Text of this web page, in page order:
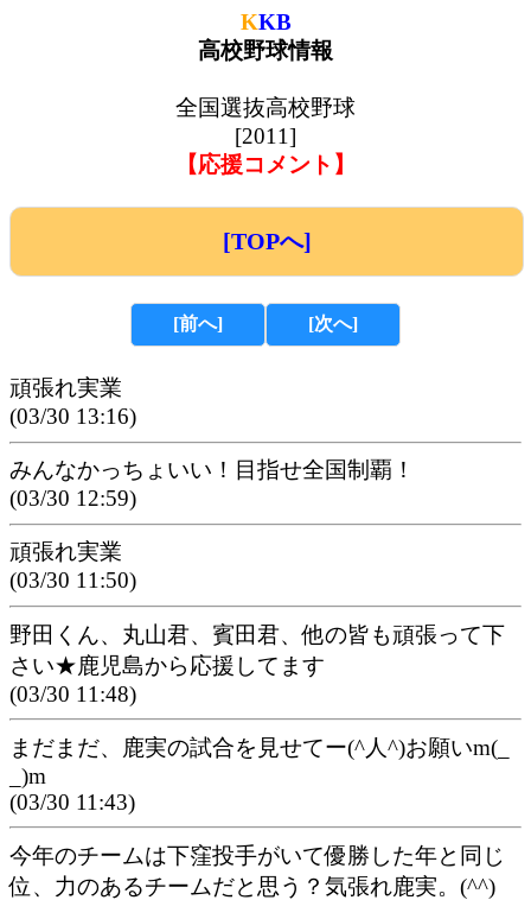
KKB
高校野球情報
全国選抜高校野球
[2011]
【応援コメント】
[TOPへ]
[前へ] [次へ]
頑張れ実業
(03/30 13:16)
みんなかっちょいい！目指せ全国制覇！
(03/30 12:59)
頑張れ実業
(03/30 11:50)
野田くん、丸山君、賓田君、他の皆も頑張って下
さい★鹿児島から応援してます
(03/30 11:48)
まだまだ、鹿実の試合を見せてー(^人^)お願いm(_
_)m
(03/30 11:43)
今年のチームは下窪投手がいて優勝した年と同じ
位、力のあるチームだと思う？気張れ鹿実。(^^)